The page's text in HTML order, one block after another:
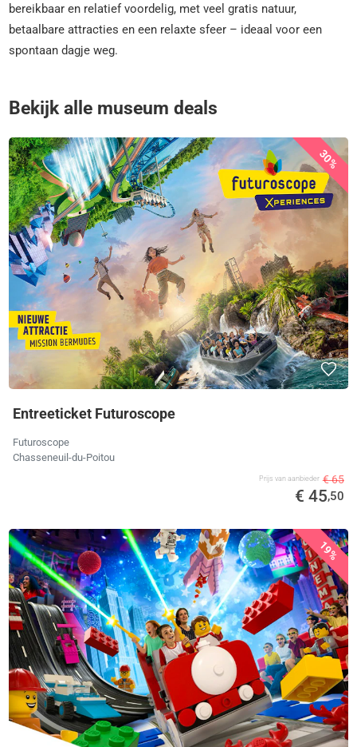
bereikbaar en relatief voordelig, met veel gratis natuur,
betaalbare attracties en een relaxte sfeer – ideaal voor een
spontaan dagje weg.
Bekijk alle museum deals
30%
Entreeticket Futuroscope
Futuroscope
Chasseneuil-du-Poitou
Prijs van aanbieder € 65
€ 45,50
19%